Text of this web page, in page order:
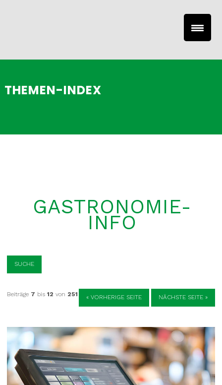
THEMEN-INDEX
GASTRONOMIE-
INFO
SUCHE
Beiträge 7 bis 12 von 251 « VORHERIGE SEITE NÄCHSTE SEITE »